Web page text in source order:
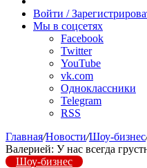
радио
Войти /
Мы в соцсетях
Facebook
Twitter
YouTube
vk.com
Одноклассники
Telegram
RSS
Главная/Новости/Шоу-бизнес
Валерией: У нас всегда
Шоу-бизнес